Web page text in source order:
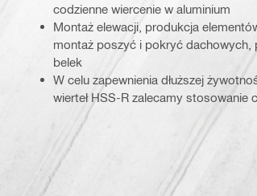
codzienne wiercenie w aluminium
Montaż elewacji, produkcja
montaż poszyć i pokryć dachowych,
belek
W celu zapewnienia dłuższej
wierteł HSS-R zalecamy stosowanie